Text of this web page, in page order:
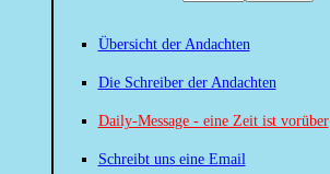
Übersicht der Andachten
Die Schreiber der Andachten
Daily-Message - eine Zeit ist vorüber
Schreibt uns eine Email